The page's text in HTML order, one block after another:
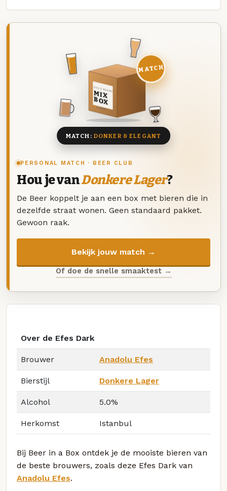
PERSONAL MATCH · BEER CLUB
Hou je vanDonkere Lager?
De Beer koppelt je aan een box met bieren die in
dezelfde straat wonen. Geen standaard pakket.
Gewoon raak.
Bekijk jouw match →
Of doe de snelle smaaktest →
DEZE MAAND
MIX
BOX
8 BIEREN
MATCH
MATCH: DONKER & ELEGANT
Over de Efes Dark
Brouwer Anadolu Efes
Bierstijl Donkere Lager
Alcohol 5.0%
Herkomst Istanbul
Bij Beer in a Box ontdek je de mooiste bieren van
de beste brouwers, zoals deze Efes Dark van
Anadolu Efes.